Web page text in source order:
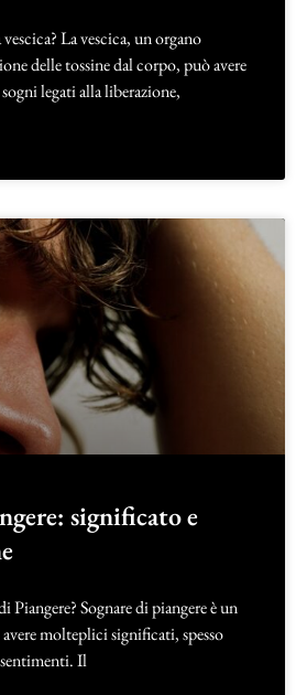
La vescica, un organo
delle tossine dal corpo, può avere
legati alla liberazione,
significato e
Piangere? Sognare di piangere è un
molteplici significati, spesso
Il